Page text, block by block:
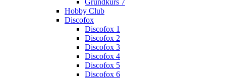
Grundkurs 7
Hobby Club
Discofox
Discofox 1
Discofox 2
Discofox 3
Discofox 4
Discofox 5
Discofox 6